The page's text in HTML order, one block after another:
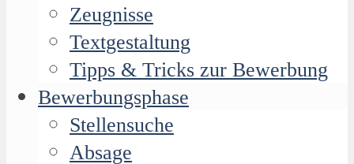
Zeugnisse
Textgestaltung
Tipps & Tricks zur Bewerbung
Bewerbungsphase
Stellensuche
Absage